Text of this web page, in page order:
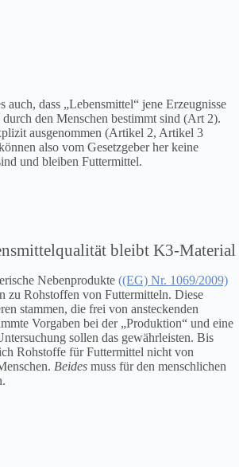
auch, dass „Lebensmittel“ jene Erzeugnisse
den Menschen bestimmt sind (Art 2).
ausgenommen (Artikel 2, Artikel 3
also vom Gesetzgeber her keine
und bleiben Futtermittel.
bleibt K3-Material
Nebenprodukte ((EG) Nr. 1069/2009)
zu Rohstoffen von Futtermitteln. Diese
stammen, die frei von ansteckenden
Vorgaben bei der „Produktion“ und eine
sollen das gewährleisten. Bis
Rohstoffe für Futtermittel nicht von
Beides muss für den menschlichen